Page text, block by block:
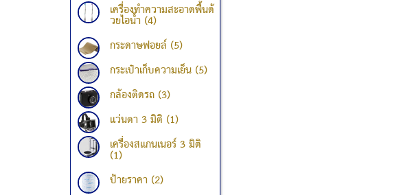
เครื่องทำความสะอาดพื้นด้
วยไอน้ำ (4)
กระดาษฟอยล์ (5)
กระเป๋าเก็บความเย็น (5)
กล้องติดรถ (3)
แว่นตา 3 มิติ (1)
เครื่องสแกนเนอร์ 3 มิติ
(1)
ป้ายราคา (2)